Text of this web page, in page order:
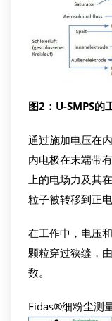
图2 ： U-SMPS的
通过施加电压在
内电极在末端带
上的电场力及其
粒子被转移到正电
在工作中，电压
颗粒穿过狭缝，
数。
Fidas®细粉尘测